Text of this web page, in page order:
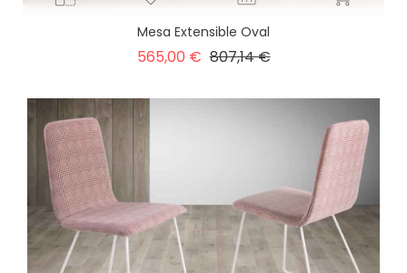
Mesa Extensible Oval
565,00 € Precio
807,14 €Precio